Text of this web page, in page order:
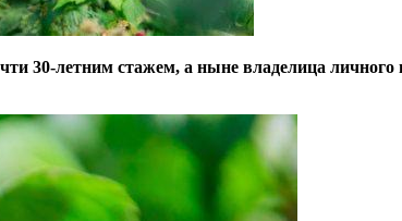
летним стажем, а ныне владелица личного